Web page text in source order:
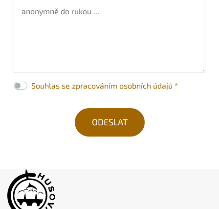
Souhlas se zpracováním osobních údajů *